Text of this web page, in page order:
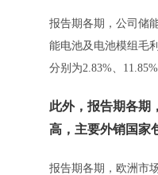
报告期各期，公司储
能电池及电池模组毛
分别为2.83%、
此外，报告期各期
高，主要外销国家
报告期各期，欧洲市